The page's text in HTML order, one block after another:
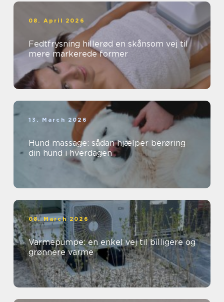
08. April 2026
Fedtfrysning hillerød en skånsom vej til
mere markerede former
13. March 2026
Hund massage: sådan hjælper berøring
din hund i hverdagen
08. March 2026
Varmepumpe: en enkel vej til billigere og
grønnere varme